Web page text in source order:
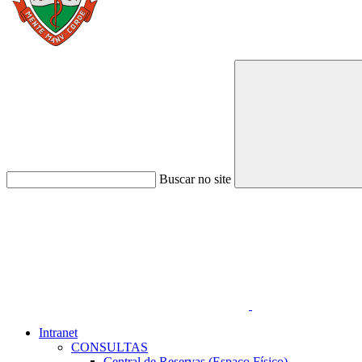
Buscar no site
Intranet
CONSULTAS